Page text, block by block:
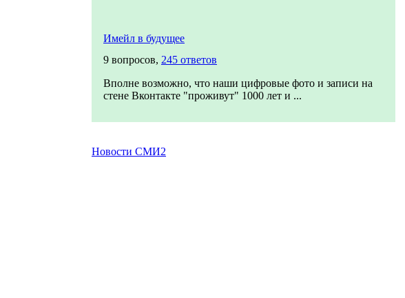
Имейл в будущее
9 вопросов, 245 ответов
Вполне возможно, что наши цифровые фото и записи на
стене Вконтакте "проживут" 1000 лет и ...
Новости СМИ2